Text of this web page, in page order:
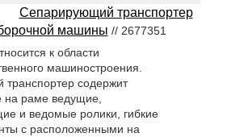
Сепарирующий транспортер
машины // 2677351
к области
машиностроения.
содержит
на раме ведущие,
и ведомые ролики, гибкие
с расположенными на